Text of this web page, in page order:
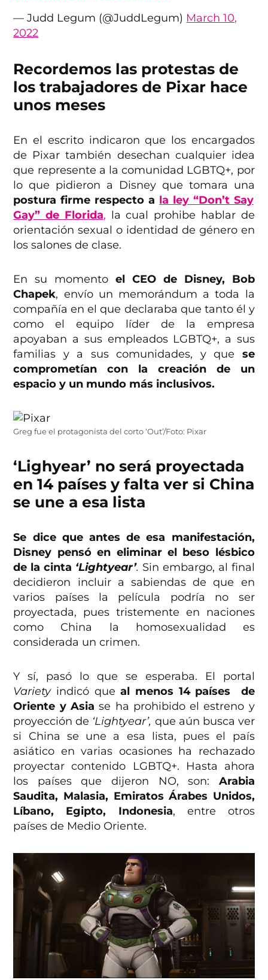
— Judd Legum (@JuddLegum) March 10,
2022
Recordemos las protestas de
los trabajadores de Pixar hace
unos meses
En el escrito indicaron que los encargados
de Pixar también desechan cualquier idea
que represente a la comunidad LGBTQ+, por
lo que pidieron a Disney que tomara una
postura firme respecto a la ley “Don’t Say
Gay” de Florida, la cual prohibe hablar de
orientación sexual o identidad de género en
los salones de clase.
En su momentoel CEO de Disney, Bob
Chapek, envío un memorándum a toda la
compañía en el que declaraba que tanto él y
como el equipo líder de la empresa
apoyaban a sus empleados LGBTQ+, a sus
familias y a sus comunidades, y que se
comprometían con la creación de un
espacio y un mundo más inclusivos.
Greg fue el protagonista del corto ‘Out’/Foto: Pixar
‘Lighyear’ no será proyectada
en 14 países y falta ver si China
se une a esa lista
Se dice que antes de esa manifestación,
Disney pensó en eliminar el beso lésbico
de la cinta ‘Lightyear’. Sin embargo, al final
decidieron incluir a sabiendas de que en
varios países la película podría no ser
proyectada, pues tristemente en naciones
como China la homosexualidad es
considerada un crimen.
Y sí, pasó lo que se esperaba. El portal
Varietyindicó queal menos 14 países de
Oriente y Asia se ha prohibido el estreno y
proyección de ‘Lightyear’, que aún busca ver
si China se une a esa lista, pues el país
asiático en varias ocasiones ha rechazado
proyectar contenido LGBTQ+. Hasta ahora
los países que dijeron NO, son: Arabia
Saudita, Malasia, Emiratos Árabes Unidos,
Líbano, Egipto, Indonesia, entre otros
países de Medio Oriente.